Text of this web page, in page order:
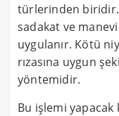
türlerinden biridir.
sadakat ve
uygulanır. Kötü
rızasına uygun
yöntemidir.
Bu işlemi yapacak